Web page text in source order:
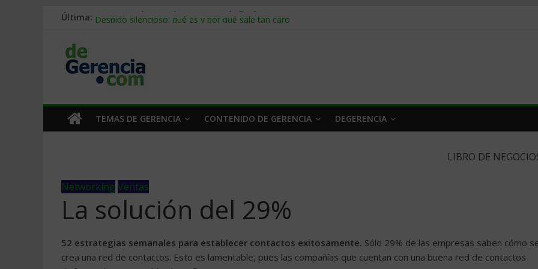
Última: Stablecoins para empresas: cómo pagar y cobrar en 2026
Trabajo forzoso en la cadena de suministro: qué hacer
Mercado hispano de EE. UU.: cómo segmentarlo y venderle
TEMAS DE GERENCIA CONTENIDO DE GERENCIA DEGERENCIA
LIBRO DE
Networking Ventas
La solución del 29%
52 estrategias semanales para establecer contactos exitosamente. Sólo 29% de las empresas saben cómo
crea una red de contactos. Esto es lamentable, pues las compañías que cuentan con una buena red de contactos